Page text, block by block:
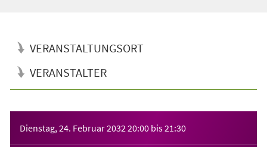
VERANSTALTUNGSORT
VERANSTALTER
Dienstag, 24. Februar 2032 20:00 bis21:30